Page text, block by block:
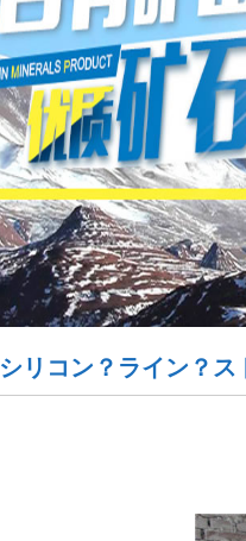
シリコン？ライン？ス